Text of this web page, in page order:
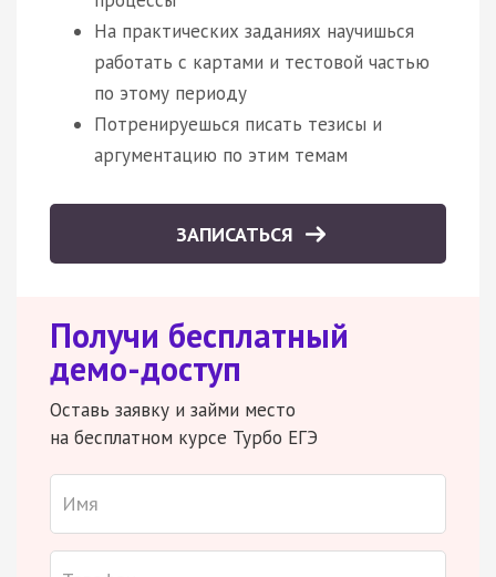
На практических заданиях научишься
работать с картами и тестовой частью
по этому периоду
Потренируешься писать тезисы и
аргументацию по этим темам
ЗАПИСАТЬСЯ
Получи бесплатный
демо-доступ
Оставь заявку и займи место
на бесплатном курсе Турбо ЕГЭ